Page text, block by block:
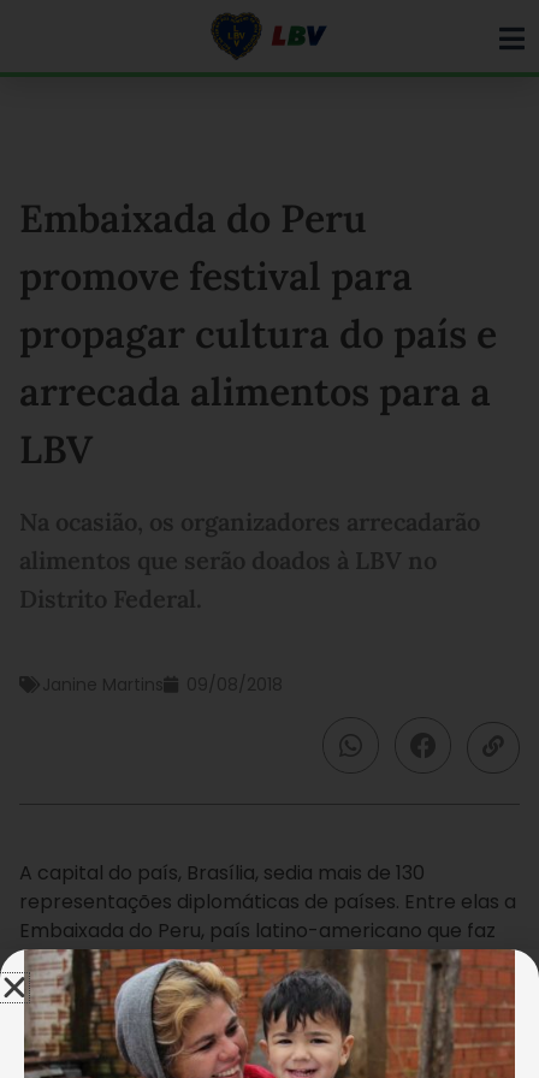
Embaixada do Peru
promove festival para
propagar cultura do país e
arrecada alimentos para a
LBV
Na ocasião, os organizadores arrecadarão
alimentos que serão doados à LBV no
Distrito Federal.
Janine Martins 09/08/2018
A capital do país, Brasília, sedia mais de 130
representações diplomáticas de países. Entre elas a
Embaixada do Peru, país latino-americano que faz
divisa com os Estados brasileiros do Amazonas e do
Acre, e que, no próximo sábado, 11, realizará a 3ª
edição do Festival Peruano para divulgar sua
gastronomia e cultura como forma de incentivar o